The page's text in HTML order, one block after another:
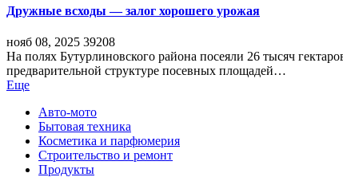
Дружные всходы — залог хорошего урожая
нояб 08, 2025 39208
На полях Бутурлиновского района посеяли 26 тысяч
предварительной структуре посевных площадей…
Еще
Авто-мото
Бытовая техника
Косметика и парфюмерия
Строительство и ремонт
Продукты